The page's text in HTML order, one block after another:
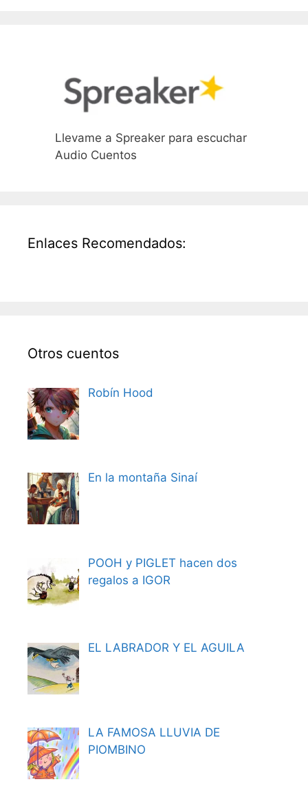
Llevame a Spreaker para escuchar
Audio Cuentos
Enlaces Recomendados:
Otros cuentos
Robín Hood
En la montaña Sinaí
POOH y PIGLET hacen dos
regalos a IGOR
EL LABRADOR Y EL AGUILA
LA FAMOSA LLUVIA DE
PIOMBINO